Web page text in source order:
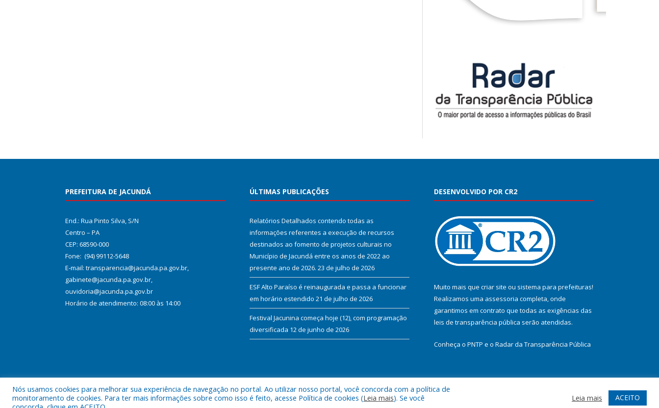
PREFEITURA DE JACUNDÁ
End.: Rua Pinto Silva, S/N
Centro – PA
CEP: 68590-000
Fone: (94) 99112-5648
E-mail: transparencia@jacunda.pa.gov.br,
gabinete@jacunda.pa.gov.br,
ouvidoria@jacunda.pa.gov.br
Horário de atendimento: 08:00 às 14:00
ÚLTIMAS PUBLICAÇÕES
Relatórios Detalhados contendo todas as
informações referentes a execução de recursos
destinados ao fomento de projetos culturais no
Município de Jacundá entre os anos de 2022 ao
presente ano de 2026. 23 de julho de 2026
ESF Alto Paraíso é reinaugurada e passa a funcionar
em horário estendido 21 de julho de 2026
Festival Jacunina começa hoje (12), com programação
diversificada 12 de junho de 2026
DESENVOLVIDO POR CR2
Muito mais que criar site ou sistema para prefeituras!
Realizamos uma assessoria completa, onde
garantimos em contrato que todas as exigências das
leis de transparência pública serão atendidas.
Conheça o PNTP e o Radar da Transparência Pública
Todos os direitos reservados a Prefeitura Municipal de Jacundá. Mapa do Site Acessar Webmail
Nós usamos cookies para melhorar sua experiência de navegação no portal. Ao utilizar nosso portal, você concorda com a política de
monitoramento de cookies. Para ter mais informações sobre como isso é feito, acesse Política de cookies (Leia mais). Se você
Leia mais ACEITO